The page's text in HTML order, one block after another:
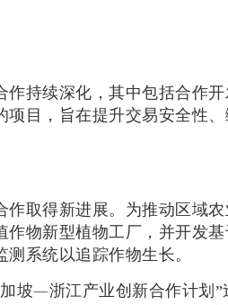
作持续深化，其中包括合作
项目，旨在提升交易安全性
作取得新进展。为推动区域
作物新型植物工厂，并开发
系统以追踪作物生长。
坡—浙江产业创新合作计划”